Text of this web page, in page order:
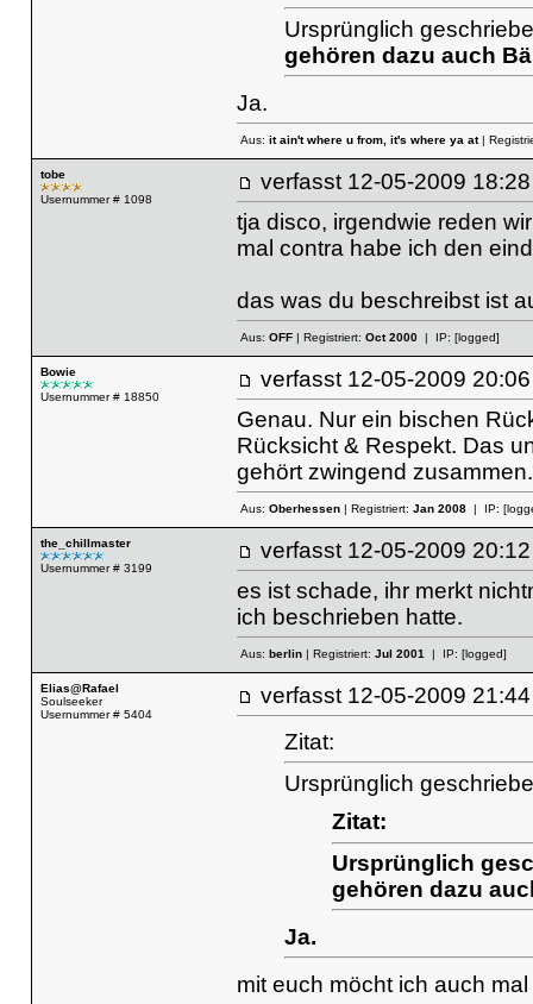
Ursprünglich
gehören dazu auch
Ja.
Aus: it ain't where u from, it's where ya at|
tobe
Usernummer # 1098
verfasst 12-05-2009
tja disco, irgendwie reden
mal contra habe ich den
das was du beschreibst ist
Aus: OFF| Registriert: Oct 2000| IP: [logged]
Bowie
Usernummer # 18850
verfasst 12-05-2009
Genau. Nur ein bischen
Rücksicht & Respekt. Das
gehört zwingend zusammen.
Aus: Oberhessen| Registriert: Jan 2008| IP:
the_chillmaster
Usernummer # 3199
verfasst 12-05-2009
es ist schade, ihr merkt
ich beschrieben hatte.
Aus: berlin| Registriert: Jul 2001| IP: [logged]
Elias@Rafael
Soulseeker
Usernummer # 5404
verfasst 12-05-2009
Zitat:
Ursprünglich
Zitat:
Ursprünglich
gehören dazu
Ja.
mit euch möcht ich auch